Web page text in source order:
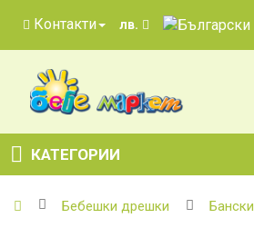
Контакти лв.
КАТЕГОРИИ
Бебешки дрешки Бански